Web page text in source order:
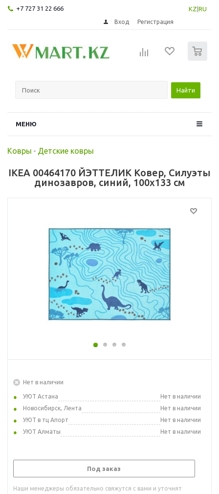
+7 727 31 22 666 KZ RU
Вход Регистрация
Найти
МЕНЮ
Ковры - Детские ковры
IKEA 00464170 ЙЭТТЕЛИК Ковер, Силуэты
динозавров, синий, 100x133 см
Нет в наличии
УЮТ Астана
Нет в наличии
Новосибирск, Лента
Нет в наличии
УЮТ в тц Апорт
Нет в наличии
УЮТ Алматы
Нет в наличии
Под заказ
Наши менеджеры обязательно свяжутся с вами и уточнят